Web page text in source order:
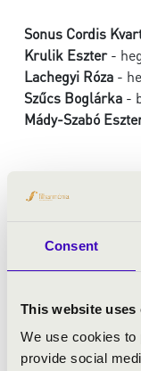
Consent
This website uses
We use cookies to
provide social
Sonus Cordis
Krulik Eszter-
Lachegyi Róza -
Szűcs Boglárka -
Mády-Szabó
Lajtha: 3. „Erdélyi
Lajtha: 10.